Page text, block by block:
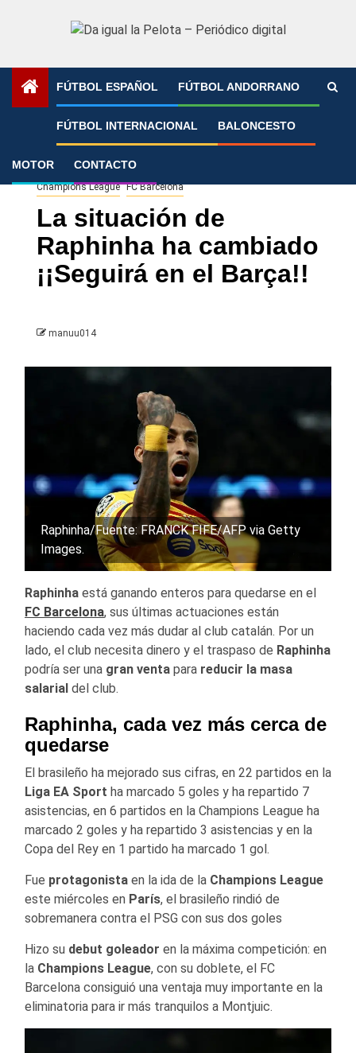
FÚTBOL ESPAÑOL FÚTBOL ANDORRANO
FÚTBOL INTERNACIONAL BALONCESTO
MOTOR CONTACTO
»
Champions League FC Barcelona
La situación de
Raphinha ha cambiado
¡¡Seguirá en el Barça!!
manuu014
Raphinha/Fuente: FRANCK FIFE/AFP via Getty
Images.
Raphinha está ganando enteros para quedarse en el
FC Barcelona, sus últimas actuaciones están
haciendo cada vez más dudar al club catalán. Por un
lado, el club necesita dinero y el traspaso de Raphinha
podría ser una gran venta para reducir la masa
salarial del club.
Raphinha, cada vez más cerca de
quedarse
El brasileño ha mejorado sus cifras, en 22 partidos en la
Liga EA Sport ha marcado 5 goles y ha repartido 7
asistencias, en 6 partidos en la Champions League ha
marcado 2 goles y ha repartido 3 asistencias y en la
Copa del Rey en 1 partido ha marcado 1 gol.
Fue protagonista en la ida de la Champions League
este miércoles en París, el brasileño rindió de
sobremanera contra el PSG con sus dos goles
Hizo su debut goleador en la máxima competición: en
la Champions League, con su doblete, el FC
Barcelona consiguió una ventaja muy importante en la
eliminatoria para ir más tranquilos a Montjuic.